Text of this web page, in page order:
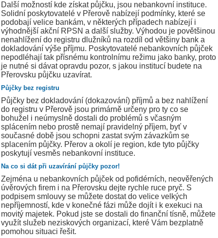
Další možností kde získat půjčku, jsou nebankovní instituce.
Solidní poskytovatelé v Přerově nabízejí podmínky, které se
podobají velice bankám, v některých případech nabízejí i
výhodnější akční RPSN a další služby. Výhodou je povětšinou
nenahlížení do registru dlužníků na rozdíl od většiny bank a
dokladování výše příjmu. Poskytovatelé nebankovních půjček
nepodléhají tak přísnému kontrolnímu režimu jako banky, proto
je nutné si dávat opravdu pozor, s jakou institucí budete na
Přerovsku půjčku uzavírat.
Půjčky bez registru
Půjčky bez dokladování (dokazování) příjmů a bez nahlížení
do registru v Přerově jsou primárně určeny pro ty co se
bohužel i neúmyslně dostali do problémů s včasným
splácením nebo prostě nemají pravidelný příjem, byť v
současné době jsou schopni zastat svým závazkům se
splacením půjčky. Přerov a okolí je region, kde tyto půjčky
poskytují vesměs nebankovní instituce.
Na co si dát při uzavírání půjčky pozor!
Zejména u nebankovních půjček od pofidérních, neověřených
úvěrových firem i na Přerovsku dejte rychle ruce pryč. S
podpisem smlouvy se můžete dostat do velice velkých
nepříjemností, kde v konečné fázi může dojít i k exekuci na
movitý majetek. Pokud jste se dostali do finanční tísně, můžete
využít služeb neziskových organizací, které Vám bezplatně
pomohou situaci řešit.